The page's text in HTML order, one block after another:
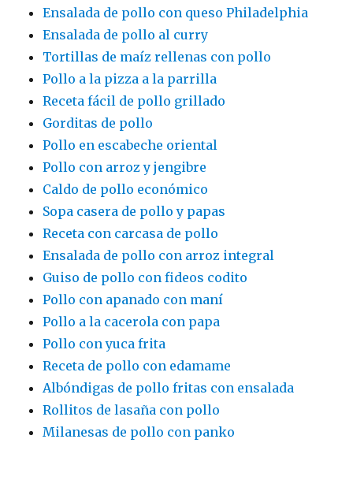
Ensalada de pollo con queso Philadelphia
Ensalada de pollo al curry
Tortillas de maíz rellenas con pollo
Pollo a la pizza a la parrilla
Receta fácil de pollo grillado
Gorditas de pollo
Pollo en escabeche oriental
Pollo con arroz y jengibre
Caldo de pollo económico
Sopa casera de pollo y papas
Receta con carcasa de pollo
Ensalada de pollo con arroz integral
Guiso de pollo con fideos codito
Pollo con apanado con maní
Pollo a la cacerola con papa
Pollo con yuca frita
Receta de pollo con edamame
Albóndigas de pollo fritas con ensalada
Rollitos de lasaña con pollo
Milanesas de pollo con panko